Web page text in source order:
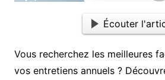
Écouter
Vous recherchez les meilleures
vos entretiens annuels ?